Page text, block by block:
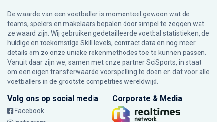
De waarde van een voetballer is momenteel gewoon wat de
teams, spelers en makelaars bepalen door simpel te zeggen wat
ze waard zijn. Wij gebruiken gedetailleerde voetbal statistieken, de
huidige en toekomstige Skill levels, contract data en nog meer
details om zo onze unieke rekenmethodes toe te kunnen passen.
Vanuit daar zijn we, samen met onze partner SciSports, in staat
om een eigen transferwaarde voorspelling te doen en dat voor alle
voetballers in de grootste competities wereldwijd.
Volg ons op social media
Facebook
Corporate & Media